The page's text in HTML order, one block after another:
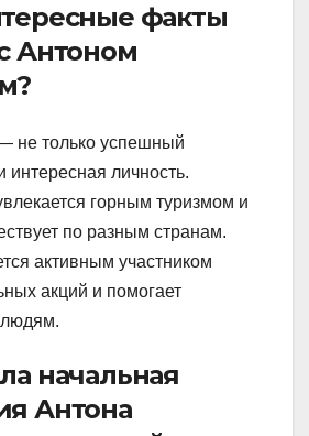
факты
Антоном
не только успешный
интересная личность.
горным туризмом и
по разным странам.
активным участником
акций и помогает
начальная
Антона